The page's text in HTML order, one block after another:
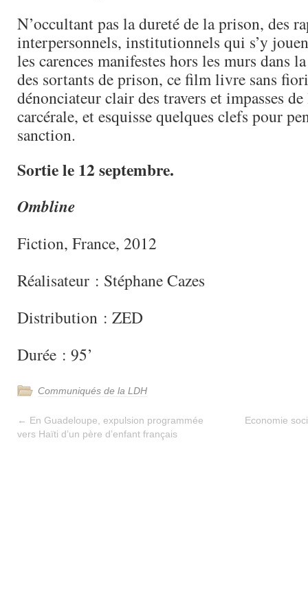
N’occultant pas la dureté de la prison, des
interpersonnels, institutionnels qui s’y
les carences manifestes hors les murs dans
des sortants de prison, ce film livre sans
dénonciateur clair des travers et impasses
carcérale, et esquisse quelques clefs pour
sanction.
Sortie le 12 septembre.
Ombline
Fiction, France, 2012
Réalisateur : Stéphane Cazes
Distribution : ZED
Durée : 95’
Communiqués de la LDH
← En Guadeloupe, expulsion programmée
vers Haïti d’un père d’enfant français
Economie